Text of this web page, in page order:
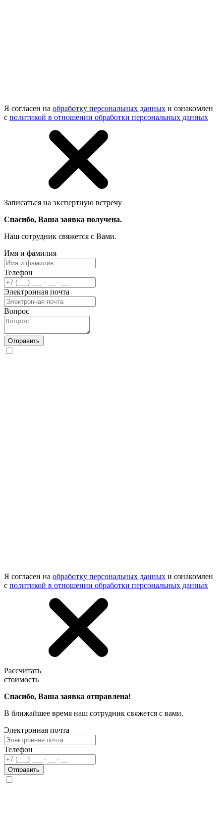
Я согласен на обработку персональных данных и ознакомлен
с политикой в отношении обработки персональных данных
Записаться на экспертную встречу
Спасибо, Ваша заявка получена.
Наш сотрудник свяжется с Вами.
Имя и фамилия
Телефон
Электронная почта
Вопрос
Отправить
Я согласен на обработку персональных данных и ознакомлен
с политикой в отношении обработки персональных данных
Рассчитать
стоимость
Спасибо, Ваша заявка отправлена!
В ближайшее время наш сотрудник свяжется с вами.
Электронная почта
Телефон
Отправить